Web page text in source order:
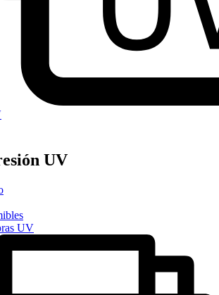
UV
UV